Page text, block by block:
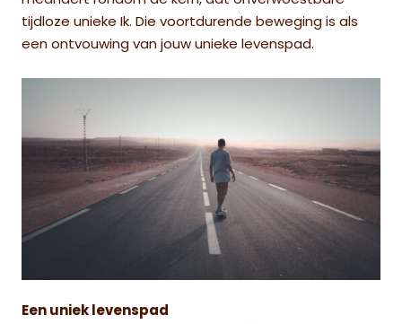
tijdloze unieke Ik. Die voortdurende beweging is als
een ontvouwing van jouw unieke levenspad.
Een uniek levenspad